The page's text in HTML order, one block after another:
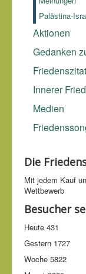
Palästina-
Aktionen
Gedanken
Innerer
Medien
Die
Mit jedem Kauf
Wettbe­werb
Besucher
Heute 431
Gestern 1727
Woche 5822